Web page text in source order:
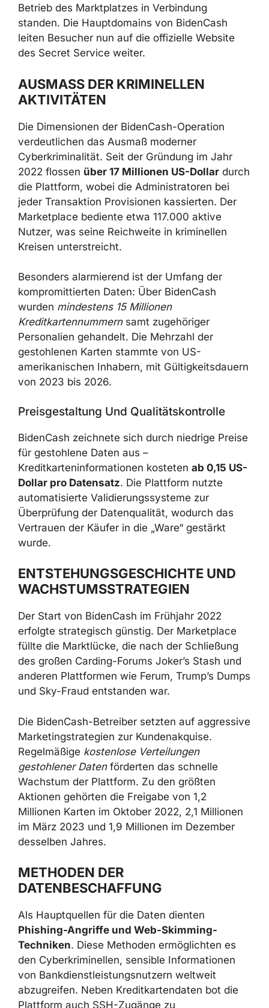
Betrieb des Marktplatzes in Verbindung
standen. Die Hauptdomains von BidenCash
leiten Besucher nun auf die offizielle Website
des Secret Service weiter.
AUSMASS DER KRIMINELLEN A
KTIVITÄTEN
Die Dimensionen der BidenCash-Operation
verdeutlichen das Ausmaß moderner
Cyberkriminalität. Seit der Gründung im Jahr
2022 flossen über 17 Millionen US-Dollar durch
die Plattform, wobei die Administratoren bei
jeder Transaktion Provisionen kassierten. Der
Marketplace bediente etwa 117.000 aktive
Nutzer, was seine Reichweite in kriminellen
Kreisen unterstreicht.
Besonders alarmierend ist der Umfang der
kompromittierten Daten: Über BidenCash
wurden mindestens 15 Millionen
Kreditkartennummernsamt zugehöriger
Personalien gehandelt. Die Mehrzahl der
gestohlenen Karten stammte von US-
amerikanischen Inhabern, mit Gültigkeitsdauern
von 2023 bis 2026.
Preisgestaltung Und Qualitätskontrolle
BidenCash zeichnete sich durch niedrige Preise
für gestohlene Daten aus –
Kreditkarteninformationen kosteten ab 0,15 US-
Dollar pro Datensatz. Die Plattform nutzte
automatisierte Validierungssysteme zur
Überprüfung der Datenqualität, wodurch das
Vertrauen der Käufer in die „Ware“ gestärkt
wurde.
ENTSTEHUNGSGESCHICHTE UND
WACHSTUMSSTRATEGIEN
Der Start von BidenCash im Frühjahr 2022
erfolgte strategisch günstig. Der Marketplace
füllte die Marktlücke, die nach der Schließung
des großen Carding-Forums Joker’s Stash und
anderen Plattformen wie Ferum, Trump’s Dumps
und Sky-Fraud entstanden war.
Die BidenCash-Betreiber setzten auf aggressive
Marketingstrategien zur Kundenakquise.
Regelmäßige kostenlose Verteilungen
gestohlener Datenförderten das schnelle
Wachstum der Plattform. Zu den größten
Aktionen gehörten die Freigabe von 1,2
Millionen Karten im Oktober 2022, 2,1 Millionen
im März 2023 und 1,9 Millionen im Dezember
desselben Jahres.
METHODEN DER
DATENBESCHAFFUNG
Als Hauptquellen für die Daten dienten
Phishing-Angriffe und Web-Skimming-
Techniken. Diese Methoden ermöglichten es
den Cyberkriminellen, sensible Informationen
von Bankdienstleistungsnutzern weltweit
abzugreifen. Neben Kreditkartendaten bot die
Plattform auch SSH-Zugänge zu